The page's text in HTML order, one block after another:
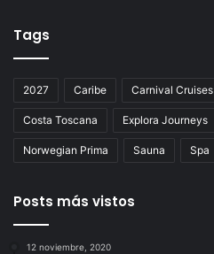
Tags
2027 Caribe Carnival Cruises
Costa Toscana Explora Journeys
Norwegian Prima Sauna Spa
Posts más vistos
12 noviembre, 2020